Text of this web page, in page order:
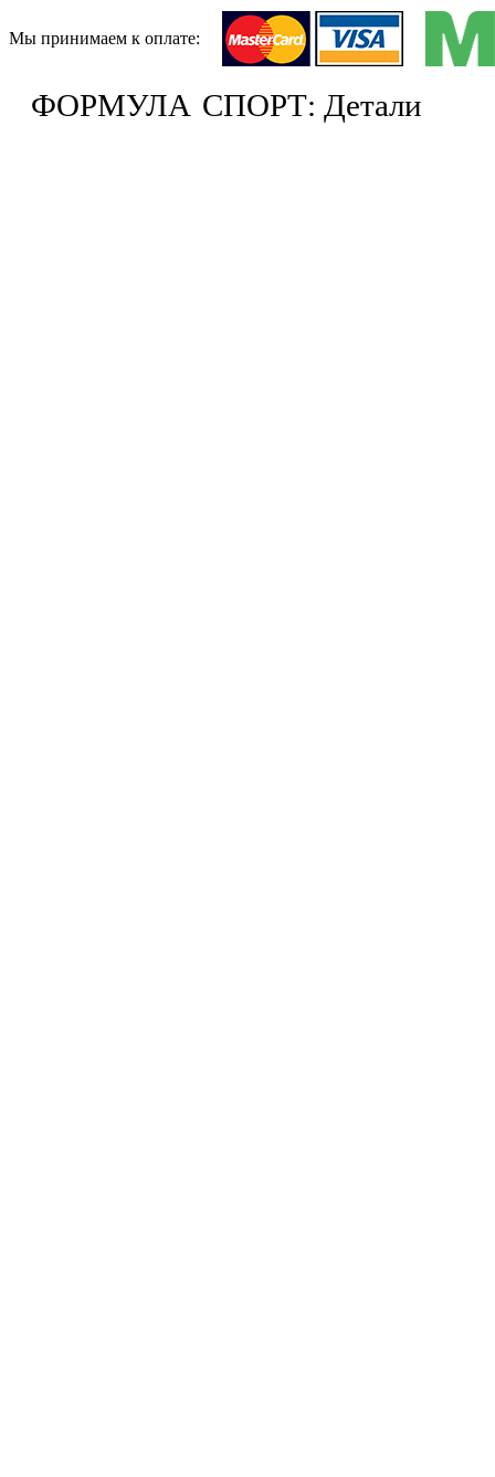
Мы принимаем к оплате:
ФОРМУЛА СПОРТ: Детали